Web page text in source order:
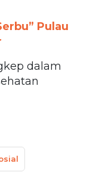
Pulau
dalam